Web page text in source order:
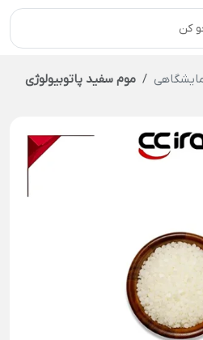
موم سفید پاتوبیولوژی